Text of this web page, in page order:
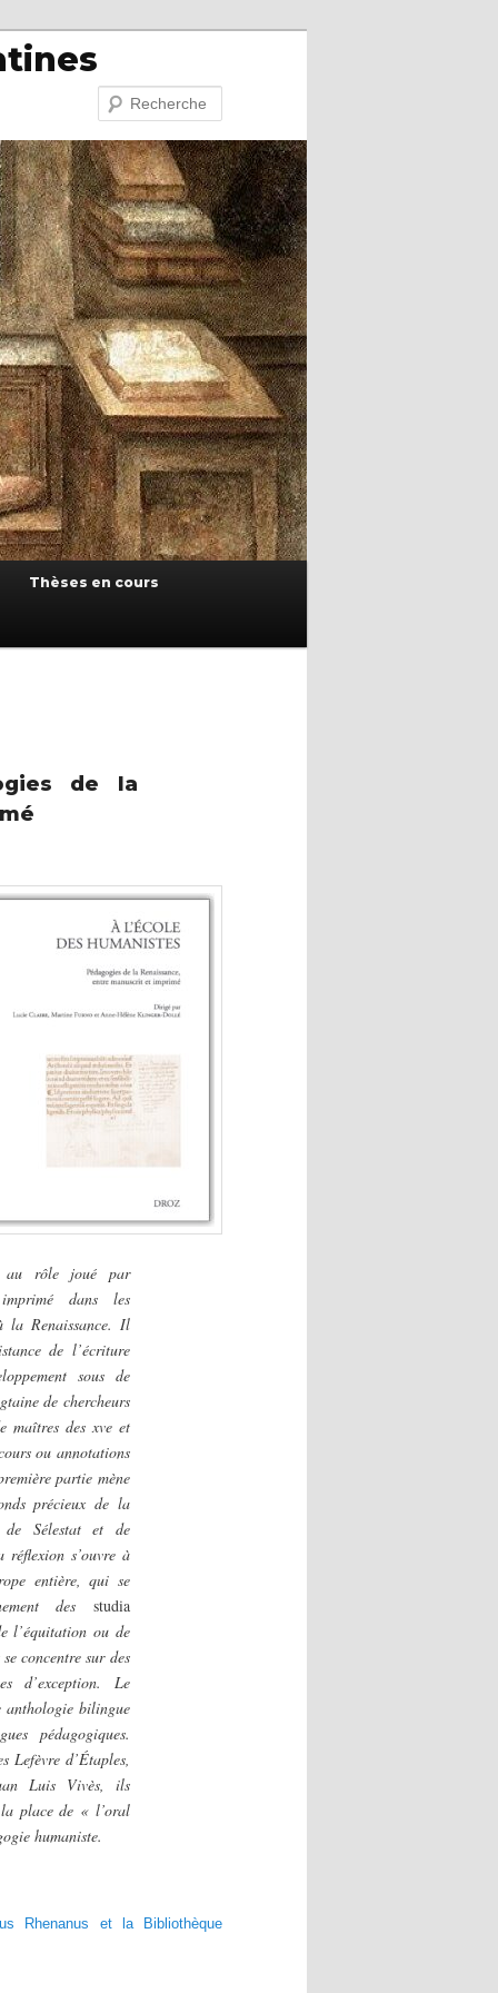
Recherche
Thèses en cours
de la
au rôle joué par
dans les
la Renaissance. Il
de l’écriture
sous de
de chercheurs
maîtres des xve et
ou annotations
partie mène
précieux de la
de Sélestat et de
réflexion s’ouvre à
entière, qui se
des studia
l’équitation ou de
concentre sur des
d’exception. Le
anthologie bilingue
pédagogiques.
Lefèvre d’Étaples,
Luis Vivès, ils
place de « l’oral
humaniste.
Rhenanus et la Bibliothèque